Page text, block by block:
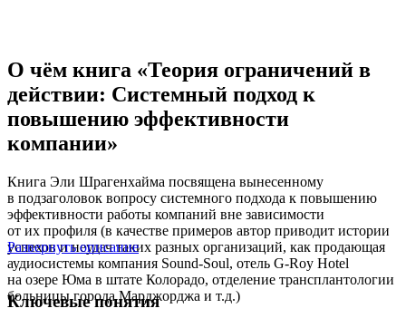
О чём книга «Теория ограничений в
действии: Системный подход к
повышению эффективности
компании»
Книга Эли Шрагенхайма посвящена вынесенному
в подзаголовок вопросу системного подхода к повышению
эффективности работы компаний вне зависимости
от их профиля (в качестве примеров автор приводит истории
успехов и неудач таких разных организаций, как продающая
аудиосистемы компания Sound-Soul, отель G-Roy Hotel
на озере Юма в штате Колорадо, отделение трансплантологии
больницы города Марджорджа и т.д.)
Развернуть описание
Ключевые понятия